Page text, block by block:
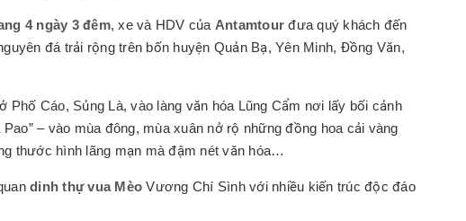
4 ngày 3 đêm, xe và HDV của Antamtour đưa quý khách đến
đá trải rộng trên bốn huyện Quản Bạ, Yên Minh, Đồng Văn,
Phố Cáo, Sủng Là, vào làng văn hóa Lũng Cẩm nơi lấy bối cảnh
– vào mùa đông, mùa xuân nở rộ những đồng hoa cải vàng
thước hình lãng mạn mà đậm nét văn hóa…
dinh thự vua Mèo Vương Chí Sình với nhiều kiến trúc độc đáo